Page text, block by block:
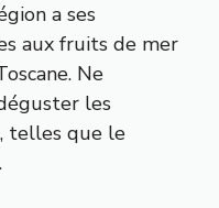
a ses
aux fruits de mer
Ne
les
telles que le